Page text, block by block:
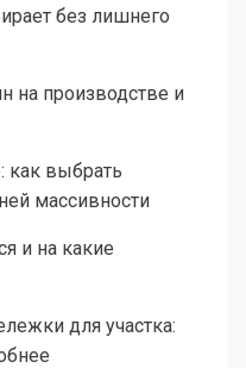
без лишнего
на производстве и
как выбрать
массивности
и на какие
для участка: